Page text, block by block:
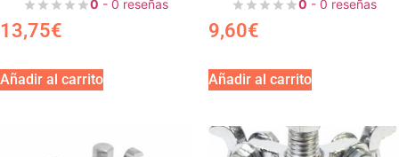
0 - 0 reseñas
13,75€
Añadir al carrito
0 - 0 reseñas
9,60€
Añadir al carrito